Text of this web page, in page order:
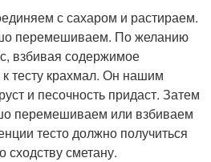
с сахаром и растираем.
перемешиваем. По желанию
взбивая содержимое
тесту крахмал. Он нашим
и песочность придаст. Затем
перемешиваем или взбиваем
тесто должно получиться
сходству сметану.